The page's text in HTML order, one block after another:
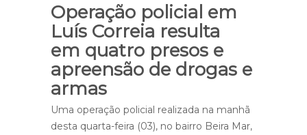
Operação policial em
Luís Correia resulta
em quatro presos e
apreensão de drogas e
armas
Uma operação policial realizada na manhã
desta quarta-feira (03), no bairro Beira Mar,